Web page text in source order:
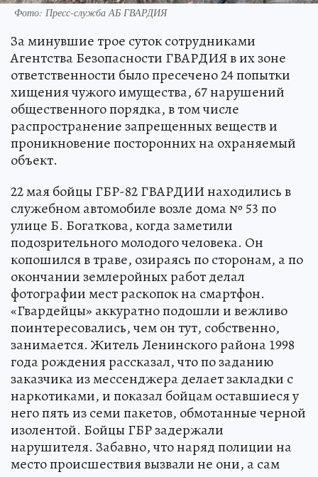
Фото: Пресс-служба АБ ГВАРДИЯ
За минувшие трое суток сотрудниками
Агентства Безопасности ГВАРДИЯ в их зоне
ответственности было пресечено 24 попытки
хищения чужого имущества, 67 нарушений
общественного порядка, в том числе
распространение запрещенных веществ и
проникновение посторонних на охраняемый
объект.
22 мая бойцы ГБР-82 ГВАРДИИ находились в
служебном автомобиле возле дома № 53 по
улице Б. Богаткова, когда заметили
подозрительного молодого человека. Он
копошился в траве, озираясь по сторонам, а по
окончании землеройных работ делал
фотографии мест раскопок на смартфон.
«Гвардейцы» аккуратно подошли и вежливо
поинтересовались, чем он тут, собственно,
занимается. Житель Ленинского района 1998
года рождения рассказал, что по заданию
заказчика из мессенджера делает закладки с
наркотиками, и показал бойцам оставшиеся у
него пять из семи пакетов, обмотанные черной
изолентой. Бойцы ГБР задержали
нарушителя. Забавно, что наряд полиции на
место происшествия вызвали не они, а сам